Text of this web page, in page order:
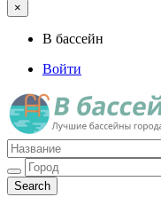
×
В бассейн
Войти
Лучшие бассейны города